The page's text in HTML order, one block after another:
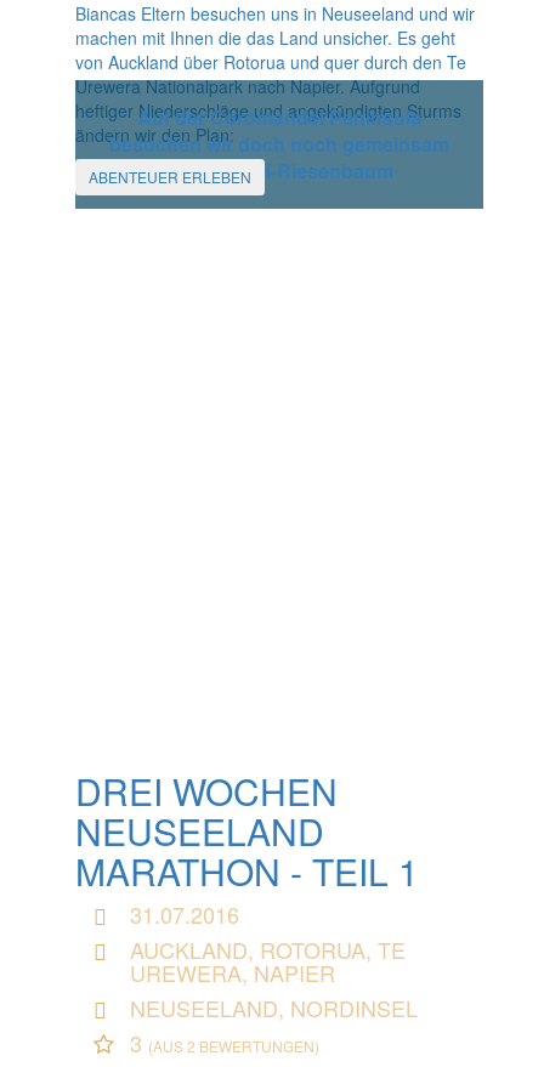
Auf der Coromandel Peninsula
besuchen wir doch noch gemeinsam
einen Kauri-Riesenbaum
Biancas Eltern besuchen uns in Neuseeland und wir
machen mit Ihnen die das Land unsicher. Es geht
von Auckland über Rotorua und quer durch den Te
Urewera Nationalpark nach Napier. Aufgrund
heftiger Niederschläge und angekündigten Sturms
ändern wir den Plan:
ABENTEUER ERLEBEN
DREI WOCHEN
NEUSEELAND
MARATHON - TEIL 1
31.07.2016
AUCKLAND, ROTORUA, TE
UREWERA, NAPIER
NEUSEELAND, NORDINSEL
3 (AUS 2 BEWERTUNGEN)